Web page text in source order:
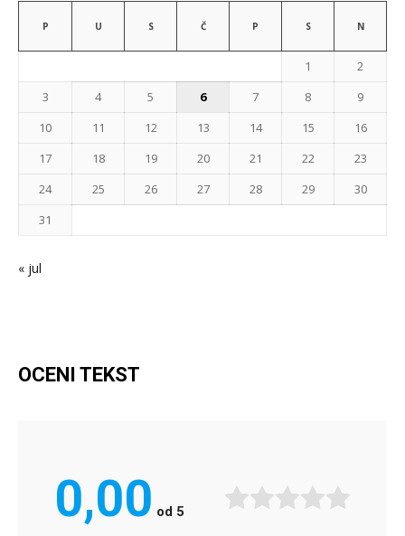
P U S Č P S N
1
2
3
4 5 6 7 8
9
10
11 12 13 14 15
16
17
18 19 20 21 22
23
24
25 26 27 28 29
30
31
« jul
OCENI TEKST
0,00 od 5